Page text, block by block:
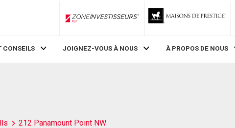
ZoneInvestisseurs RLP
CONSEILS JOIGNEZ-VOUS À NOUS À PROPOS DE NOUS
212 Panamount Point NW